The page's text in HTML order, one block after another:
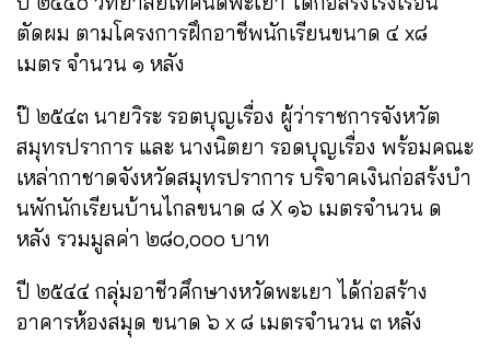
ตัดผม ตามโครงการฝึกอาชีพนักเรียนขนาด ๔ x๘
เมตร จำนวน ๑ หลัง
ป๊ ๒๕๔๓ นายวิระ รอตบุญเรื่อง ผู้ว่าราชการจังหวัต
สมุทรปราการ และ นางนิตยา รอดบุญเรื่อง พร้อมคณะ
เหล่ากาชาดจังหวัดสมุทรปราการ บริจาคเงินก่อสร้งบำ
นพักนักเรียนบ้านไกลขนาด ๘ X ๑๖ เมตรจำนวน ด
หลัง รวมมูลค่า ๒๘๐,๐๐๐ บาท
ปี ๒๕๔๔ กลุ่มอาชีวศึกษางหวัดพะเยา ได้ก่อสร้าง
อาคารห้องสมุด ขนาด ๖ x ๘ เมตรจำนวน ๓ หลัง